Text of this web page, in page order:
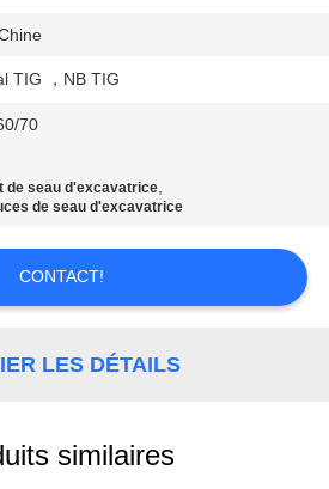
TIG ，NB TIG
70
de seau d'excavatrice,
de seau d'excavatrice
CONTACT!
LES DÉTAILS
similaires